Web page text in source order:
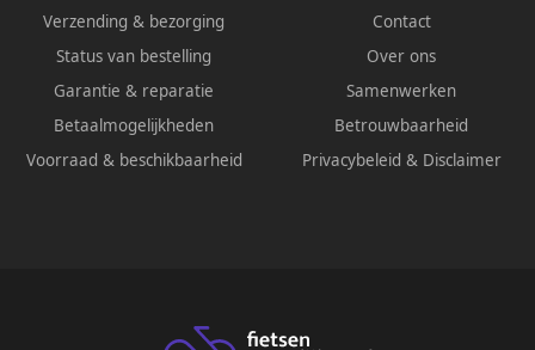
Verzending & bezorging
Status van bestelling
Garantie & reparatie
Betaalmogelijkheden
Voorraad & beschikbaarheid
Contact
Over ons
Samenwerken
Betrouwbaarheid
Privacybeleid & Disclaimer